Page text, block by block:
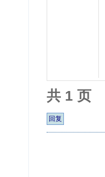
共 1 页